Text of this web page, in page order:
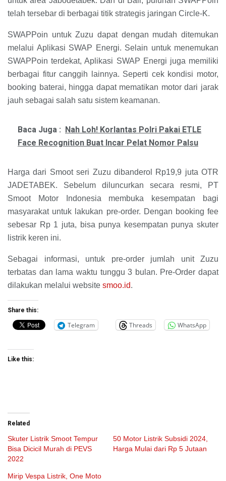
telah tersebar di berbagai titik strategis jaringan Circle-K.
SWAPPoin untuk Zuzu dapat dengan mudah ditemukan
melalui Aplikasi SWAP Energi. Selain untuk menemukan
SWAPPoin terdekat, Aplikasi SWAP Energi juga memiliki
berbagai fitur canggih lainnya. Seperti cek kondisi motor,
booking baterai, hingga dapat mematikan motor dari jarak
jauh sebagai salah satu sistem keamanan.
Baca Juga : Nah Loh! Korlantas Polri Pakai ETLE
Face Recognition Buat Incar Pelat Nomor Palsu
Harga dari Smoot seri Zuzu dibanderol Rp19,9 juta OTR
JADETABEK. Sebelum diluncurkan secara resmi, PT
Smoot Motor Indonesia membuka kesempatan bagi
masyarakat untuk lakukan pre-order. Dengan booking fee
sebesar Rp 1 juta, bisa punya kesempatan punya skuter
listrik keren ini.
Sebagai informasi, untuk pre-order jumlah unit Zuzu
terbatas dan lama waktu tunggu 3 bulan. Pre-Order dapat
dilakukan melalui website smoo.id.
Share this:
Telegram Threads WhatsApp
Like this:
Related
Skuter Listrik Smoot Tempur
Bisa Dicicil Murah di PEVS
2022
50 Motor Listrik Subsidi 2024,
Harga Mulai dari Rp 5 Jutaan
Mirip Vespa Listrik, One Moto